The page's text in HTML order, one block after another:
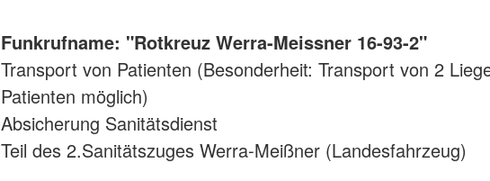
Funkrufname: "Rotkreuz Werra-Meissner 16-93-2"
Transport von Patienten (Besonderheit: Transport von 2
Patienten möglich)
Absicherung Sanitätsdienst
Teil des 2.Sanitätszuges Werra-Meißner (Landesfahrzeug)